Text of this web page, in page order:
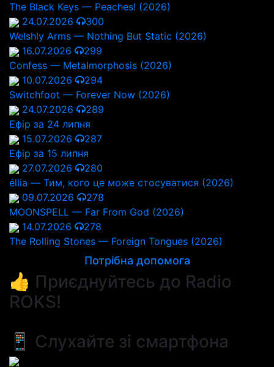
The Black Keys — Peaches! (2026)
24.07.2026
300
Welshly Arms — Nothing But Static (2026)
16.07.2026
299
Confess — Metalmorphosis (2026)
10.07.2026
294
Switchfoot — Forever Now (2026)
24.07.2026
289
Ефір за 24 липня
15.07.2026
287
Ефір за 15 липня
27.07.2026
280
éllia — Тим, кого це може стосуватися (2026)
09.07.2026
278
MOONSPELL — Far From God (2026)
14.07.2026
278
The Rolling Stones — Foreign Tongues (2026)
Потрібна допомога
👍 Приєднуйтесь до Radio
ROKS!
📱 Слухайте зі смартфона